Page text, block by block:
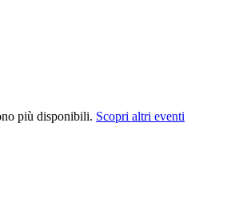
più disponibili. Scopri altri eventi